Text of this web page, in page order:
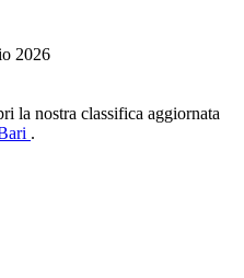
2026
la nostra classifica aggiornata
.